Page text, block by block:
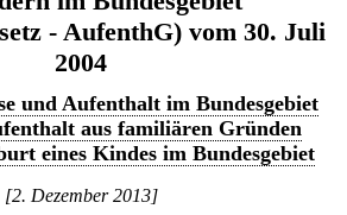
- AufenthG) vom 30. Juli
2004
und Aufenthalt im Bundesgebiet
aus familiären Gründen
eines Kindes im Bundesgebiet
[2. Dezember 2013]